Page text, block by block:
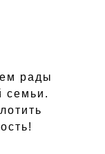
рады
семьи.